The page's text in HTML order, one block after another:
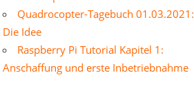
Quadrocopter-Tagebuch 01.03.2021:
Die Idee
Raspberry Pi Tutorial Kapitel 1:
Anschaffung und erste Inbetriebnahme